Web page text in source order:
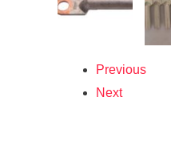
Previous
Next